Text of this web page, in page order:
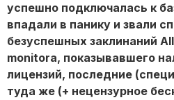
успешно подключалась к
впадали в панику и звали
безуспешных заклинаний
monitora, показывавшего
лицензий, последние
туда же (+ нецензурное